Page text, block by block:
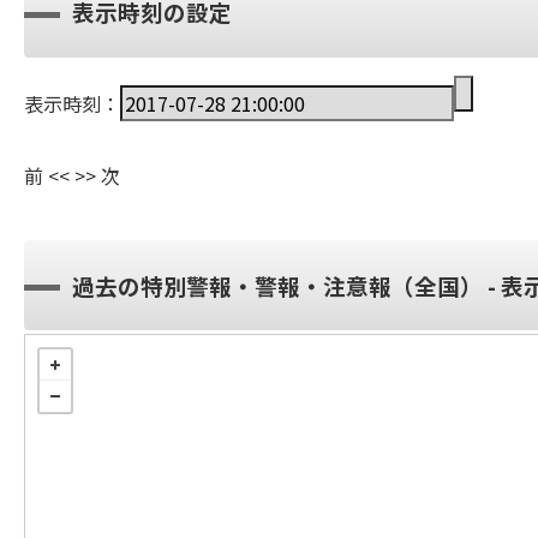
表示時刻の設定
表示時刻：
前 << >>次
過去の特別警報・警報・注意報（全国） - 表